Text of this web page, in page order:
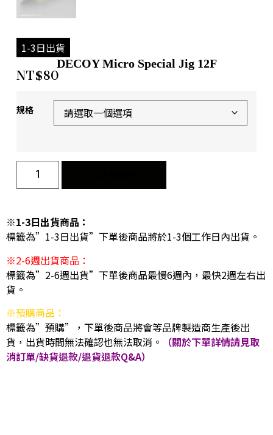
1-3日出貨
DECOY Micro Special Jig 12F
NT$80
規格
※1-3日出貨商品：
標籤為”1-3日出貨”下單後商品將於1-3個工作日內出貨。
※2-6週出貨商品：
標籤為”2-6週出貨”下單後商品最慢6週內，最快2週左右出
貨。
※預購商品：
標籤為”預購”，下單後商品將會等品牌製造商生產後出
貨，出貨時間無法確認也無法取消。
（關於下單詳情請見取
消訂單/缺貨退款/退貨退款Q&A）